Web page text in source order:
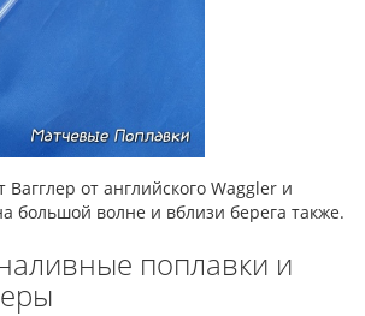
от английского Waggler и
большой волне и вблизи берега также.
поплавки и